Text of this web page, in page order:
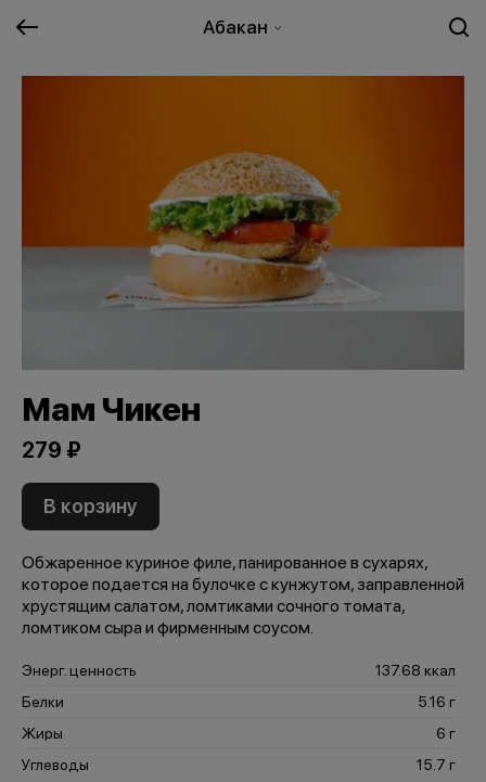
Абакан
Мам Чикен
279 ₽
В корзину
Обжаренное куриное филе, панированное в сухарях,
которое подается на булочке с кунжутом, заправленной
хрустящим салатом, ломтиками сочного томата,
ломтиком сыра и фирменным соусом.
Энерг. ценность
137.68 ккал
Белки
5.16 г
Жиры
6 г
Углеводы
15.7 г